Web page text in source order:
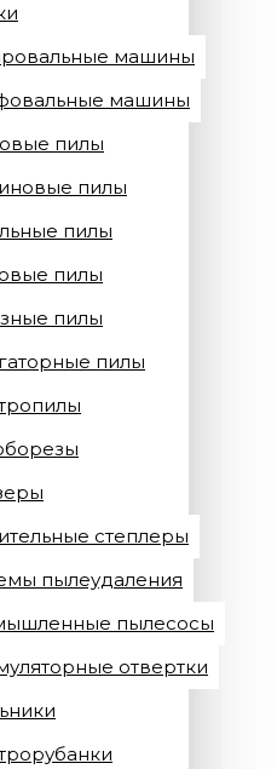
машины
машины
пилы
пилы
пилы
пилы
пилы
пилы
степлеры
пылеудаления
пылесосы
отвертки